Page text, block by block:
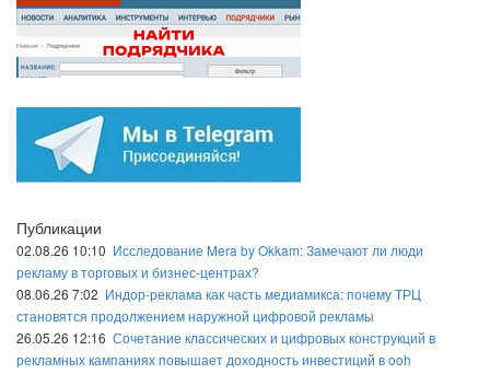
Публикации
02.08.26 10:10 Исследование Mera by Okkam: Замечают ли люди
рекламу в торговых и бизнес-центрах?
08.06.26 7:02 Индор-реклама как часть медиамикса: почему ТРЦ
становятся продолжением наружной цифровой рекламы
26.05.26 12:16 Сочетание классических и цифровых конструкций в
рекламных кампаниях повышает доходность инвестиций в ooh